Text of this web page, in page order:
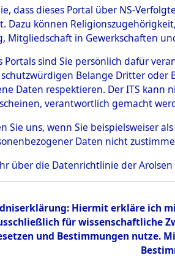
Einen Kommentar
dass dieses Portal über NS-
Dazu können
Mitgliedschaft in Gewerkschaften
Portals sind Sie persönlich dafür
Belange Dritter
Daten respektieren. Der ITS
verantwortlich gemacht
Sie uns, wenn Sie beispielsweiser
Daten nicht
über die Datenrichtlinie der Arolsen
Hiermit erkläre ich
für wissenschaftliche
und Bestimmungen nutze.